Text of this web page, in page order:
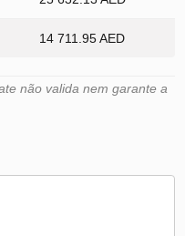
14 711.95 AED
não valida nem garante a